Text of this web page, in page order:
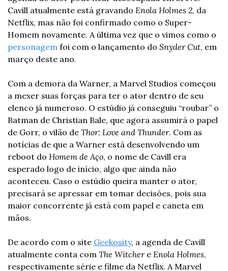
Cavill atualmente está gravando Enola Holmes 2, da
Netflix, mas não foi confirmado como o Super-
personagem foi com o lançamento do Snyder Cut, em
março deste ano.
Com a demora da Warner, a Marvel Studios começou
a mexer suas forças para ter o ator dentro de seu
elenco já numeroso. O estúdio já conseguiu “roubar” o
Batman de Christian Bale, que agora assumirá o papel
de Gorr, o vilão de Thor: Love and Thunder. Com as
notícias de que a Warner está desenvolvendo um
reboot do Homem de Aço, o nome de Cavill era
esperado logo de início, algo que ainda não
aconteceu. Caso o estúdio queira manter o ator,
precisará se apressar em tomar decisões, pois sua
maior concorrente já está com papel e caneta em
mãos.
De acordo com o site Geekosity, a agenda de Cavill
atualmente conta com The Witcher e Enola Holmes,
respectivamente série e filme da Netflix. A Marvel